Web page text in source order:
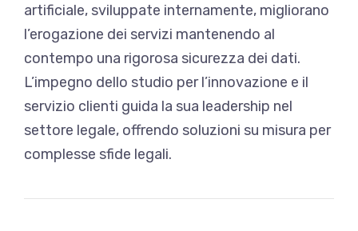
artificiale, sviluppate internamente, migliorano
l’erogazione dei servizi mantenendo al
contempo una rigorosa sicurezza dei dati.
L’impegno dello studio per l’innovazione e il
servizio clienti guida la sua leadership nel
settore legale, offrendo soluzioni su misura per
complesse sfide legali.